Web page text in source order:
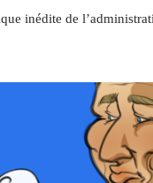
inédite de